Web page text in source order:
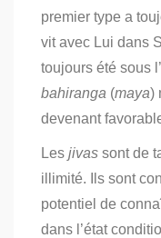
premier type a
vit avec Lui dans
toujours été sous
bahiranga (maya)
devenant
Les jivas sont de
illimité. Ils sont
potentiel de
dans l’état